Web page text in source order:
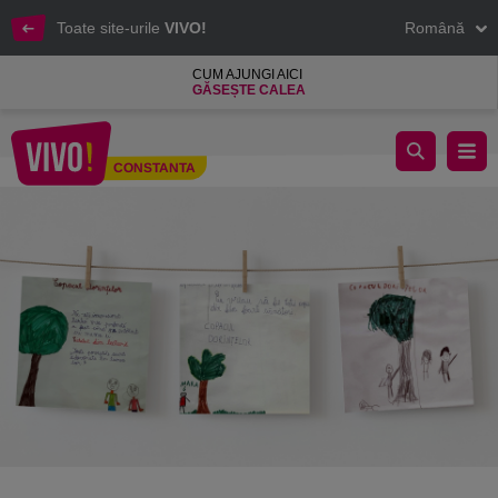
Toate site-urile VIVO! Română
CUM AJUNGI AICI
GĂSEȘTE CALEA
CONSTANTA
Împreună facem bine